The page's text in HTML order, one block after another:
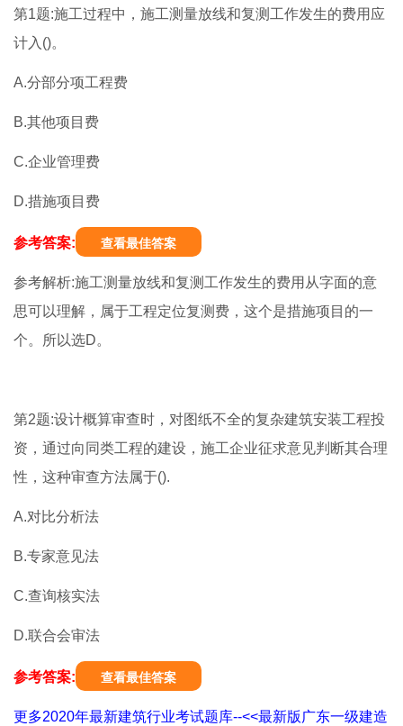
第1题:施工过程中，施工测量放线和复测工作发生的费用应
计入()。
A.分部分项工程费
B.其他项目费
C.企业管理费
D.措施项目费
参考答案: 查看最佳答案
参考解析:施工测量放线和复测工作发生的费用从字面的意
思可以理解，属于工程定位复测费，这个是措施项目的一
个。所以选D。
第2题:设计概算审查时，对图纸不全的复杂建筑安装工程投
资，通过向同类工程的建设，施工企业征求意见判断其合理
性，这种审查方法属于().
A.对比分析法
B.专家意见法
C.查询核实法
D.联合会审法
参考答案: 查看最佳答案
更多2020年最新建筑行业考试题库--<<最新版广东一级建造